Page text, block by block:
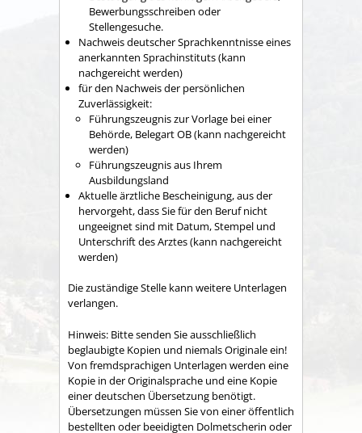
Bewerbungsschreiben oder
Stellengesuche.
Nachweis deutscher Sprachkenntnisse eines
anerkannten Sprachinstituts (kann
nachgereicht werden)
für den Nachweis der persönlichen
Zuverlässigkeit:
Führungszeugnis zur Vorlage bei einer
Behörde, Belegart OB (kann nachgereicht
werden)
Führungszeugnis aus Ihrem
Ausbildungsland
Aktuelle ärztliche Bescheinigung, aus der
hervorgeht, dass Sie für den Beruf nicht
ungeeignet sind mit Datum, Stempel und
Unterschrift des Arztes (kann nachgereicht
werden)
Die zuständige Stelle kann weitere Unterlagen
verlangen.
Hinweis: Bitte senden Sie ausschließlich
beglaubigte Kopien und niemals Originale ein!
Von fremdsprachigen Unterlagen werden eine
Kopie in der Originalsprache und eine Kopie
einer deutschen Übersetzung benötigt.
Übersetzungen müssen Sie von einer öffentlich
bestellten oder beeidigten Dolmetscherin oder